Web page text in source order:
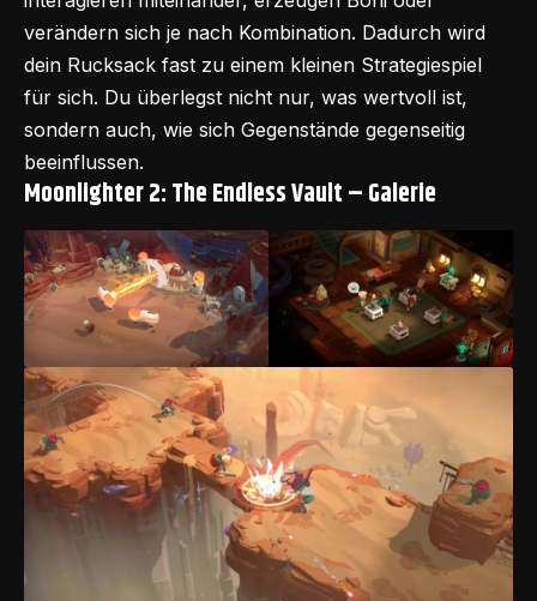
verändern sich je nach Kombination. Dadurch wird
dein Rucksack fast zu einem kleinen Strategiespiel
für sich. Du überlegst nicht nur, was wertvoll ist,
sondern auch, wie sich Gegenstände gegenseitig
beeinflussen.
Moonlighter 2: The Endless Vault – Galerie